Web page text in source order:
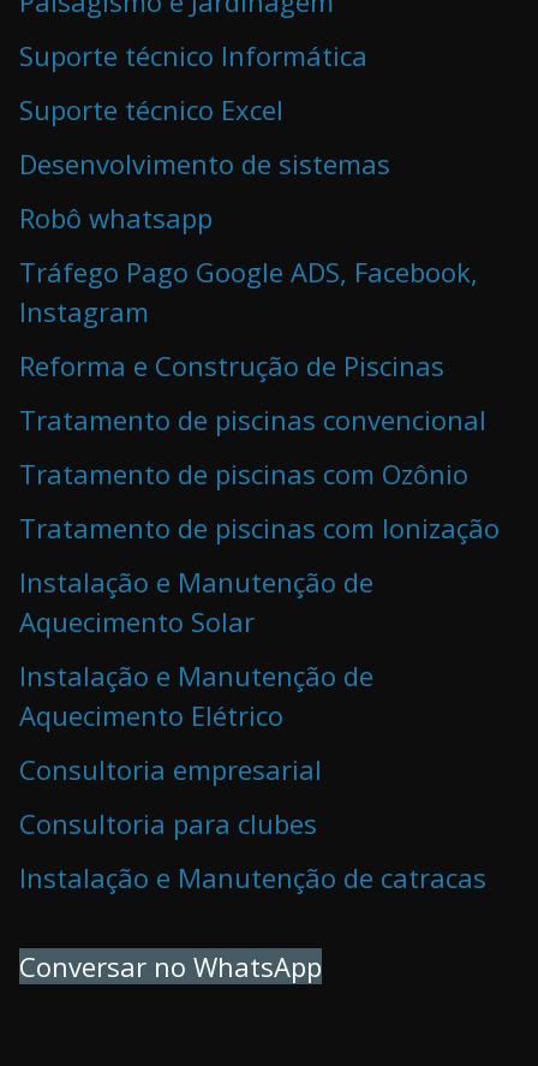
Suporte técnico Informática
Suporte técnico Excel
Desenvolvimento de sistemas
Robô whatsapp
Tráfego Pago Google ADS, Facebook,
Instagram
Reforma e Construção de Piscinas
Tratamento de piscinas convencional
Tratamento de piscinas com Ozônio
Tratamento de piscinas com Ionização
Instalação e Manutenção de
Aquecimento Solar
Instalação e Manutenção de
Aquecimento Elétrico
Consultoria empresarial
Consultoria para clubes
Instalação e Manutenção de catracas
Conversar no WhatsApp